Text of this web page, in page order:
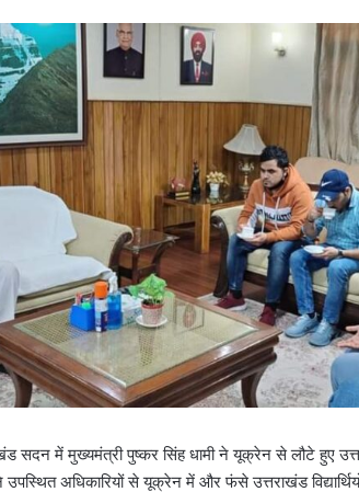
सदन में मुख्यमंत्री पुष्कर सिंह धामी ने यूक्रेन से लौटे हुए
अधिकारियों से यूक्रेन में और फंसे उत्तराखंड